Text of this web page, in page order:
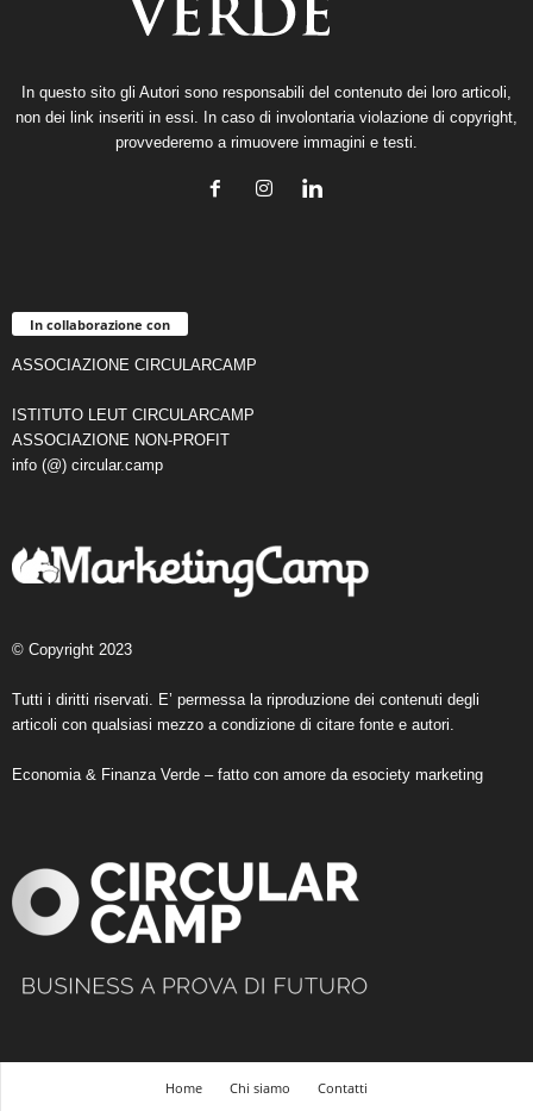
In questo sito gli Autori sono responsabili del contenuto dei loro articoli,
non dei link inseriti in essi. In caso di involontaria violazione di copyright,
provvederemo a rimuovere immagini e testi.
In collaborazione con
ASSOCIAZIONE CIRCULARCAMP
ISTITUTO LEUT CIRCULARCAMP
ASSOCIAZIONE NON-PROFIT
info (@) circular.camp
© Copyright 2023
Tutti i diritti riservati. E’ permessa la riproduzione dei contenuti degli
articoli con qualsiasi mezzo a condizione di citare fonte e autori.
Economia & Finanza Verde – fatto con amore da esociety marketing
Home Chi siamo Contatti